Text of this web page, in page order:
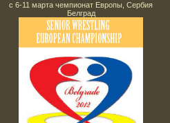
с 6-11 марта чемпионат Европы, Сербия
Белград